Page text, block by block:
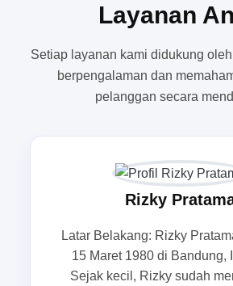
Dengan berkembangnya sektor
seperti forklift terus meningkat.
hanya membantu dalam operasi
tetapi juga meningkatkan efisiensi
menghindari biaya transportasi
mempercepat proses kerja.
mengenai keuntungan dan tips
yang tepat.
Layanan
Setiap layanan kami didukung
berpengalaman dan
pelanggan secara
Rizky
Latar Belakang: Rizky
15 Maret 1980 di Bandung,
Sejak kecil, Rizky sudah